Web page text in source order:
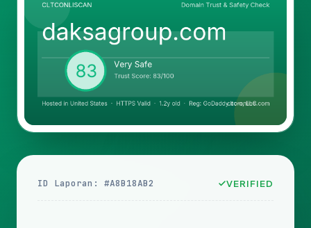
ID Laporan: #A8B18AB2 VERIFIED